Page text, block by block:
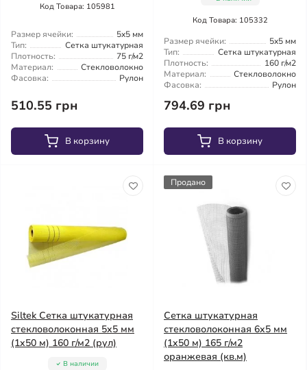
Код Товара: 105981
Размер ячейки:
5x5 мм
Тип:
Сетка штукатурная
Плотность:
75 г/м2
Материал:
Стекловолокно
Фасовка:
Рулон
510.55 грн
В корзину
Код Товара: 105332
Размер ячейки:
5x5 мм
Тип:
Сетка штукатурная
Плотность:
160 г/м2
Материал:
Стекловолокно
Фасовка:
Рулон
794.69 грн
В корзину
Siltek Сетка штукатурная
стекловолоконная 5x5 мм
(1x50 м) 160 г/м2 (рул)
В наличии
Продано
Сетка штукатурная
стекловолоконная 6x5 мм
(1x50 м) 165 г/м2
оранжевая (кв.м)